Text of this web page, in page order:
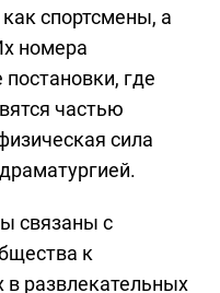
спортсмены, а
номера
где
частью
сила
связаны с
к
развлекательных